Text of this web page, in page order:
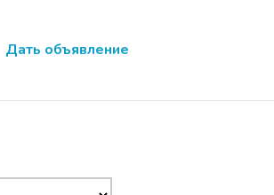
Дать объявление